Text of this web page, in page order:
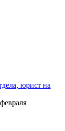
юрист на